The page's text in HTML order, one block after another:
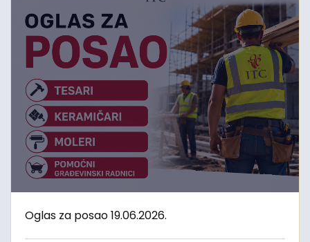
Oglas za posao 19.06.2026.